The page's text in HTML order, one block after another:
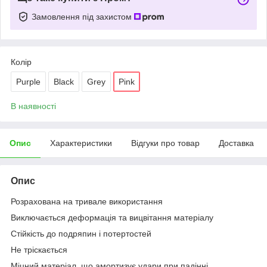
Замовлення під захистом
Колір
Purple Black Grey Pink
В наявності
Опис Характеристики Відгуки про товар Доставка
Опис
Розрахована на тривале використання
Виключається деформацiя та вицвiтання матерiалу
Стійкість до подряпин і потертостей
Не тріскається